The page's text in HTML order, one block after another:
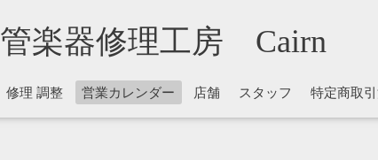
管楽器修理工房 Cairn
修理 調整 営業カレンダー 店舗 スタッフ 特定商取